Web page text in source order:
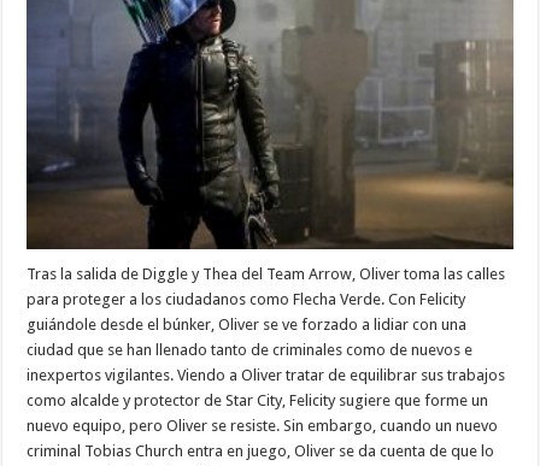
Tras la salida de Diggle y Thea del Team Arrow, Oliver toma las calles
para proteger a los ciudadanos como Flecha Verde. Con Felicity
guiándole desde el búnker, Oliver se ve forzado a lidiar con una
ciudad que se han llenado tanto de criminales como de nuevos e
inexpertos vigilantes. Viendo a Oliver tratar de equilibrar sus trabajos
como alcalde y protector de Star City, Felicity sugiere que forme un
nuevo equipo, pero Oliver se resiste. Sin embargo, cuando un nuevo
criminal Tobias Church entra en juego, Oliver se da cuenta de que lo